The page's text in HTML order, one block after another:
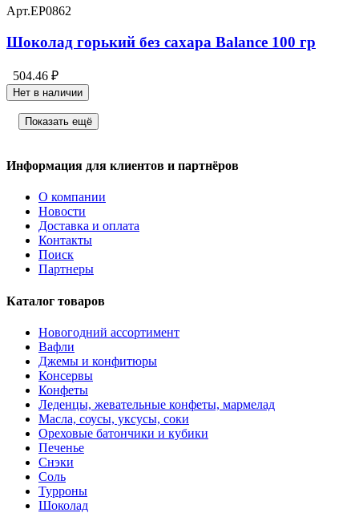
Арт.EP0862
Шоколад горький без сахара Balance 100 гр
504.46 ₽
Нет в наличии
Показать ещё
Информация для клиентов и партнёров
О компании
Новости
Доставка и оплата
Контакты
Поиск
Партнеры
Каталог товаров
Новогодний ассортимент
Вафли
Джемы и конфитюры
Консервы
Конфеты
Леденцы, жевательные конфеты, мармелад
Масла, соусы, уксусы, соки
Ореховые батончики и кубики
Печенье
Снэки
Соль
Турроны
Шоколад